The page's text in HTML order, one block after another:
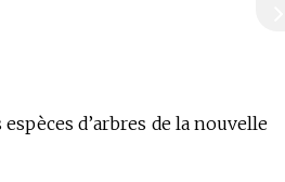
d’arbres de la nouvelle